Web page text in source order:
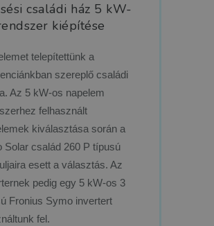
családi ház 5 kW-
kiépítése
telepítettünk a
szereplő családi
Az 5 kW-os napelem
felhasznált
kiválasztása során a
Solar család 260 P típusú
esett a választás. Az
pedig egy 5 kW-os 3
Fronius Symo invertert
fel.